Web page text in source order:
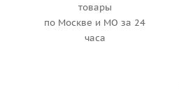
товары
по Москве и МО за 24
часа